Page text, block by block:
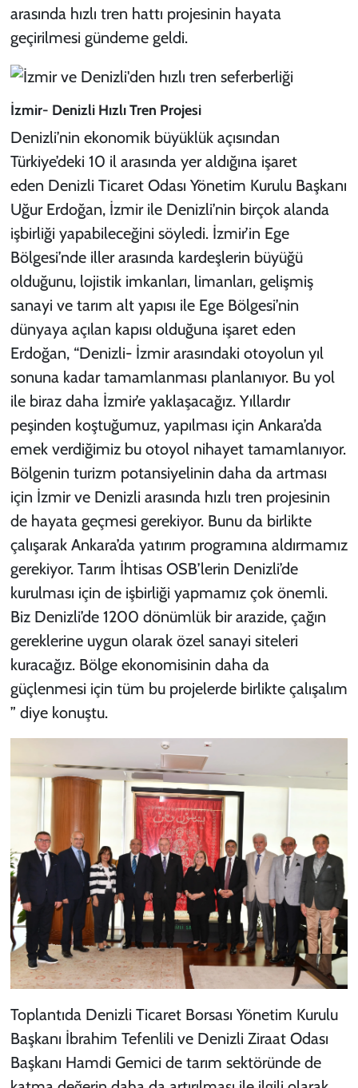
arasında hızlı tren hattı projesinin hayata
geçirilmesi gündeme geldi.
İzmir- Denizli Hızlı Tren Projesi
Denizli’nin ekonomik büyüklük açısından
Türkiye’deki 10 il arasında yer aldığına işaret
eden Denizli Ticaret Odası Yönetim Kurulu Başkanı
Uğur Erdoğan, İzmir ile Denizli’nin birçok alanda
işbirliği yapabileceğini söyledi. İzmir’in Ege
Bölgesi’nde iller arasında kardeşlerin büyüğü
olduğunu, lojistik imkanları, limanları, gelişmiş
sanayi ve tarım alt yapısı ile Ege Bölgesi’nin
dünyaya açılan kapısı olduğuna işaret eden
Erdoğan, “Denizli- İzmir arasındaki otoyolun yıl
sonuna kadar tamamlanması planlanıyor. Bu yol
ile biraz daha İzmir’e yaklaşacağız. Yıllardır
peşinden koştuğumuz, yapılması için Ankara’da
emek verdiğimiz bu otoyol nihayet tamamlanıyor.
Bölgenin turizm potansiyelinin daha da artması
için İzmir ve Denizli arasında hızlı tren projesinin
de hayata geçmesi gerekiyor. Bunu da birlikte
çalışarak Ankara’da yatırım programına aldırmamız
gerekiyor. Tarım İhtisas OSB’lerin Denizli’de
kurulması için de işbirliği yapmamız çok önemli.
Biz Denizli’de 1200 dönümlük bir arazide, çağın
gereklerine uygun olarak özel sanayi siteleri
kuracağız. Bölge ekonomisinin daha da
güçlenmesi için tüm bu projelerde birlikte çalışalım
” diye konuştu.
Toplantıda Denizli Ticaret Borsası Yönetim Kurulu
Başkanı İbrahim Tefenlili ve Denizli Ziraat Odası
Başkanı Hamdi Gemici de tarım sektöründe de